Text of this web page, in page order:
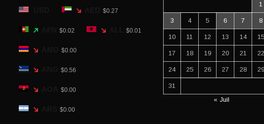
$0.27
$0.02 $0.01
$0.00
$0.56
$0.00
$0.00
1
3 4 5 6 7 8
10 11 12 13 14 15
17 18 19 20 21 22
24 25 26 27 28 29
31
« Juil